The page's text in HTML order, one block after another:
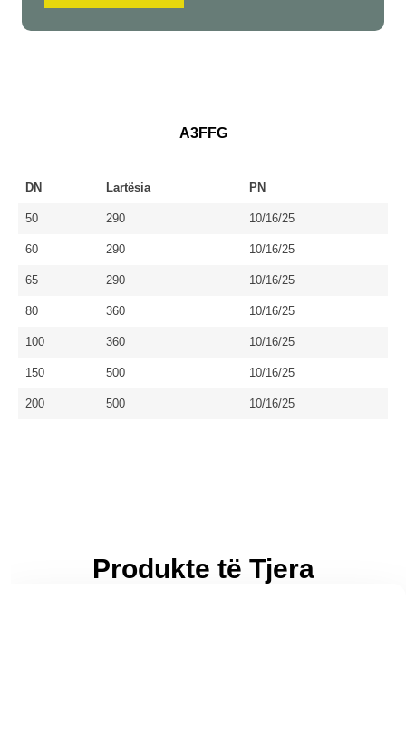
A3FFG
DN Lartësia PN
50 290 10/16/25
60 290 10/16/25
65 290 10/16/25
80 360 10/16/25
100 360 10/16/25
150 500 10/16/25
200 500 10/16/25
Produkte të Tjera